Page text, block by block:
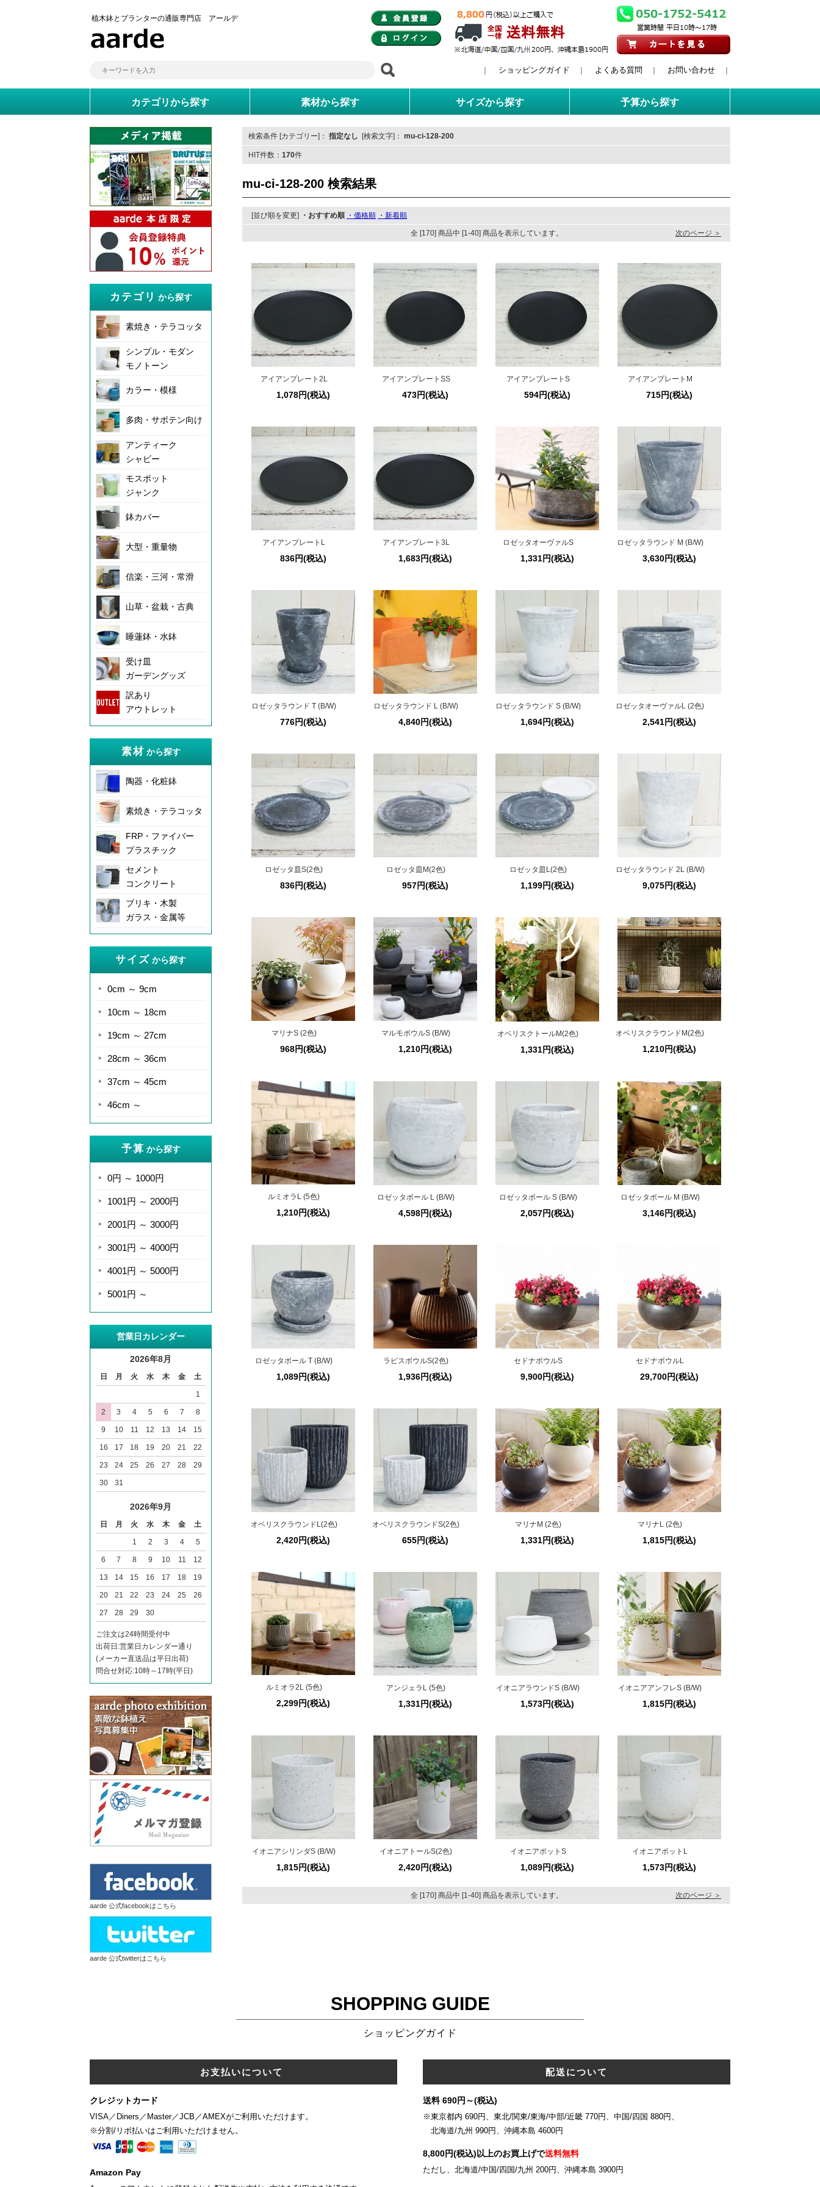
植木鉢とプランターの通販専門店 アールデ
ショッピングガイド よくある質問 お問い合わせ
カテゴリから探す 素材から探す サイズから探す 予算から探す
カテゴリ から探す
素焼き・テラコッタ
シンプル・モダン
モノトーン
カラー・模様
多肉・サボテン向け
アンティーク
シャビー
モスポット
ジャンク
鉢カバー
大型・重量物
信楽・三河・常滑
山草・盆栽・古典
睡蓮鉢・水鉢
受け皿
ガーデングッズ
訳あり
アウトレット
素材 から探す
陶器・化粧鉢
素焼き・テラコッタ
FRP・ファイバー
プラスチック
セメント
コンクリート
ブリキ・木製
ガラス・金属等
サイズ から探す
0cm ～ 9cm
10cm ～ 18cm
19cm ～ 27cm
28cm ～ 36cm
37cm ～ 45cm
46cm ～
予算 から探す
0円 ～ 1000円
1001円 ～ 2000円
2001円 ～ 3000円
3001円 ～ 4000円
4001円 ～ 5000円
5001円 ～
営業日カレンダー
2026年8月
日 月 火 水 木 金 土
1
2 3 4 5 6 7 8
9 10 11 12 13 14 15
16 17 18 19 20 21 22
23 24 25 26 27 28 29
30 31
2026年9月
日 月 火 水 木 金 土
1 2 3 4 5
6 7 8 9 10 11 12
13 14 15 16 17 18 19
20 21 22 23 24 25 26
27 28 29 30
ご注文は24時間受付中
出荷日:営業日カレンダー通り
(メーカー直送品は平日出荷)
問合せ対応:10時～17時(平日)
aarde 公式facebookはこちら
aarde 公式twitterはこちら
検索条件 [カテゴリー]： 指定なし [検索文字]： mu-ci-128-200
HIT件数： 170件
mu-ci-128-200 検索結果
[並び順を変更] ・おすすめ順 ・価格順 ・新着順
全 [170] 商品中 [1-40] 商品を表示しています。 次のページ ＞
アイアンプレート2L
1,078円(税込)
アイアンプレートSS
473円(税込)
アイアンプレートS
594円(税込)
アイアンプレートM
715円(税込)
アイアンプレートL
836円(税込)
アイアンプレート3L
1,683円(税込)
ロゼッタオーヴァルS
1,331円(税込)
ロゼッタラウンド M (B/W)
3,630円(税込)
ロゼッタラウンド T (B/W)
776円(税込)
ロゼッタラウンド L (B/W)
4,840円(税込)
ロゼッタラウンド S (B/W)
1,694円(税込)
ロゼッタオーヴァルL (2色)
2,541円(税込)
ロゼッタ皿S(2色)
836円(税込)
ロゼッタ皿M(2色)
957円(税込)
ロゼッタ皿L(2色)
1,199円(税込)
ロゼッタラウンド 2L (B/W)
9,075円(税込)
マリナS (2色)
968円(税込)
マルモボウルS (B/W)
1,210円(税込)
オベリスクトールM(2色)
1,331円(税込)
オベリスクラウンドM(2色)
1,210円(税込)
ルミオラL (5色)
1,210円(税込)
ロゼッタボール L (B/W)
4,598円(税込)
ロゼッタボール S (B/W)
2,057円(税込)
ロゼッタボール M (B/W)
3,146円(税込)
ロゼッタボール T (B/W)
1,089円(税込)
ラピスボウルS(2色)
1,936円(税込)
セドナボウルS
9,900円(税込)
セドナボウルL
29,700円(税込)
オベリスクラウンドL(2色)
2,420円(税込)
オベリスクラウンドS(2色)
655円(税込)
マリナM (2色)
1,331円(税込)
マリナL (2色)
1,815円(税込)
ルミオラ2L (5色)
2,299円(税込)
アンジェラL (5色)
1,331円(税込)
イオニアラウンドS (B/W)
1,573円(税込)
イオニアアンフレS (B/W)
1,815円(税込)
イオニアシリンダS (B/W)
1,815円(税込)
イオニアトールS(2色)
2,420円(税込)
イオニアポットS
1,089円(税込)
イオニアポットL
1,573円(税込)
全 [170] 商品中 [1-40] 商品を表示しています。 次のページ ＞
SHOPPING GUIDE
ショッピングガイド
お支払いについて
クレジットカード
VISA／Diners／Master／JCB／AMEXがご利用いただけます。
※分割/リボ払いはご利用いただけません。
Amazon Pay
配送について
送料 690円～(税込)
※東京都内 690円、東北/関東/東海/中部/近畿 770円、中国/四国 880円、
北海道/九州 990円、沖縄本島 4600円
8,800円(税込)以上のお買上げで送料無料
ただし、北海道/中国/四国/九州 200円、沖縄本島 3900円